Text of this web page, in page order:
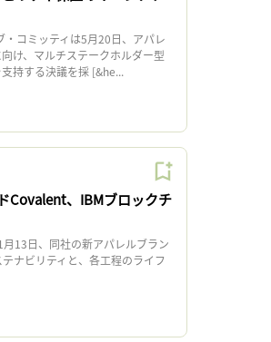
コミッティは5月20日、アパレ
け、マルチステークホルダー型
持する決議を採 [&he...
Covalent、IBMブロックチ
13日、同社の新アパレルブラン
ナビリティと、各工程のライフ